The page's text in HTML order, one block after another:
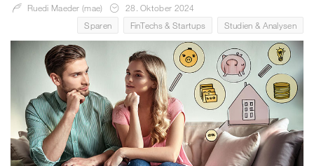
Ruedi Maeder (mae)
28. Oktober 2024
Sparen
FinTechs & Startups Studien & Analysen